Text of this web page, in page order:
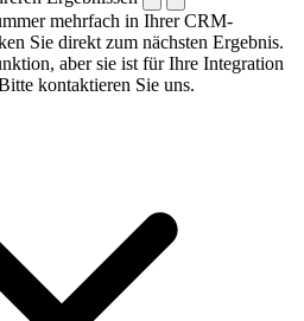
mehrfach in Ihrer CRM-
Sie direkt zum nächsten Ergebnis.
aber sie ist für Ihre Integration
kontaktieren Sie uns.